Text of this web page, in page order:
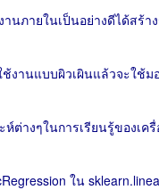
ภายในเป็นอย่างดีได้สร้า
งานแบบผิวเผินแล้วจะใช้ม
ต่างๆในการเรียนรู้ของเค
ใน